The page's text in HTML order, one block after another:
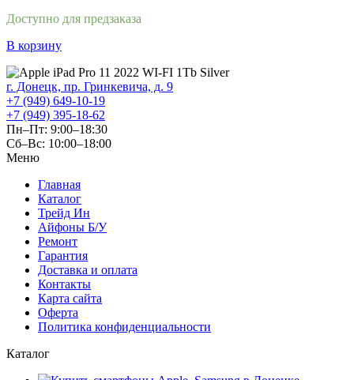
Доступно для предзаказа
В корзину
г. Донецк, пр. Гринкевича, д. 9
+7 (949) 649-10-19
+7 (949) 395-18-62
Пн–Пт: 9:00–18:30
Сб–Вс: 10:00–18:00
Меню
Главная
Каталог
Трейд Ин
Айфоны Б/У
Ремонт
Гарантия
Доставка и оплата
Контакты
Карта сайта
Оферта
Политика конфиденциальности
Каталог